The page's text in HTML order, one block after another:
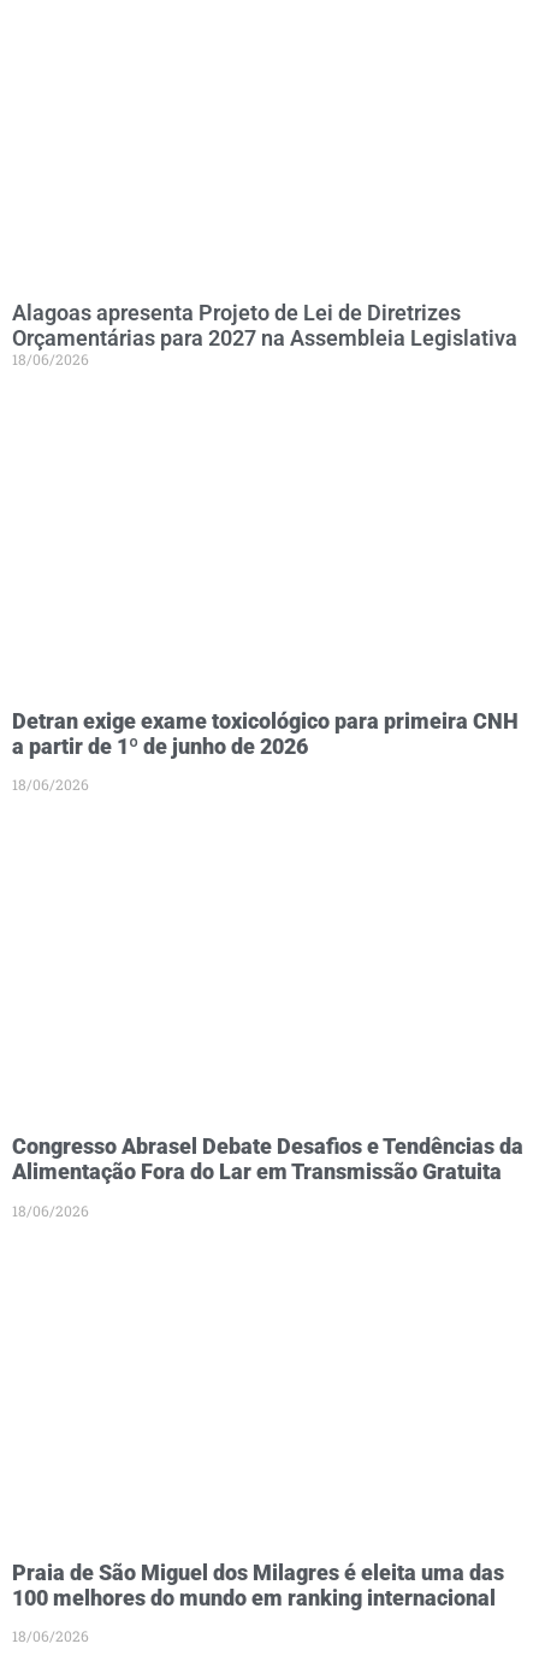
Alagoas apresenta Projeto de Lei de Diretrizes
Orçamentárias para 2027 na Assembleia Legislativa
18/06/2026
Detran exige exame toxicológico para primeira CNH
a partir de 1º de junho de 2026
18/06/2026
Congresso Abrasel Debate Desafios e Tendências da
Alimentação Fora do Lar em Transmissão Gratuita
18/06/2026
Praia de São Miguel dos Milagres é eleita uma das
100 melhores do mundo em ranking internacional
18/06/2026